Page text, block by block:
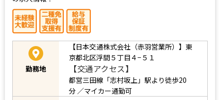
勤務地
【日本交通株式会社（赤羽営業所）】東
京都北区浮間５丁目４−５１
【交通アクセス】
都営三田線「志村坂上」駅より徒歩20
分 ／マイカー通勤可